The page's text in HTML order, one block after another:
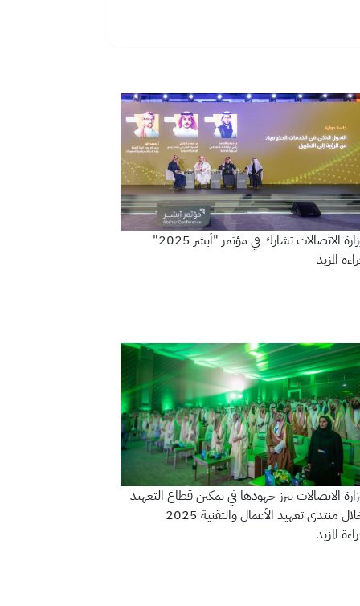
الاتصالات تشارك في مؤتمر "أبشر 2025"
المزيد
الاتصالات تبرز جهودها في تمكين قطاع التعهيد
منتدى تعهيد الأعمال والتقنية 2025
المزيد